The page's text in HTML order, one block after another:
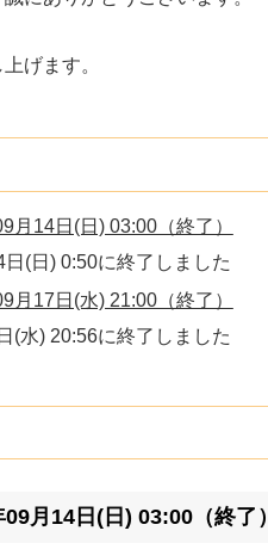
げます。
14日(日) 03:00（終了）
(日) 0:50に終了しました
17日(水) 21:00（終了）
(水) 20:56に終了しました
月14日(日) 03:00（終了）